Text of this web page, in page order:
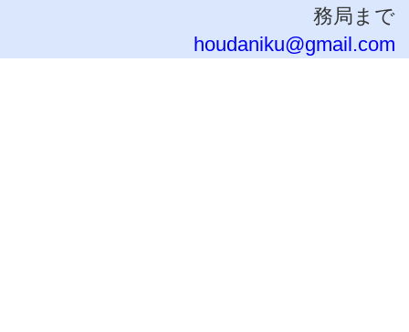
務局まで
houdaniku@gmail.com